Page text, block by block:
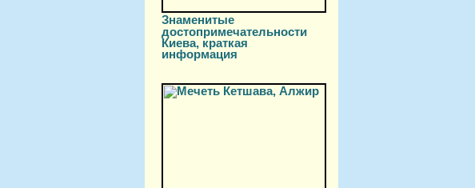
Знаменитые
достопримечательности
Киева, краткая
информация